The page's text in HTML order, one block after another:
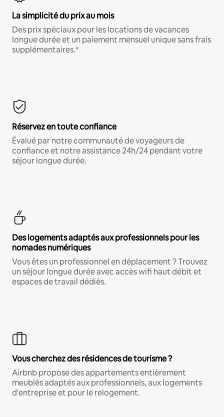
La simplicité du prix au mois
Des prix spéciaux pour les locations de vacances
longue durée et un paiement mensuel unique sans frais
supplémentaires.*
Réservez en toute confiance
Évalué par notre communauté de voyageurs de
confiance et notre assistance 24h/24 pendant votre
séjour longue durée.
Des logements adaptés aux professionnels pour les
nomades numériques
Vous êtes un professionnel en déplacement ? Trouvez
un séjour longue durée avec accès wifi haut débit et
espaces de travail dédiés.
Vous cherchez des résidences de tourisme ?
Airbnb propose des appartements entièrement
meublés adaptés aux professionnels, aux logements
d'entreprise et pour le relogement.